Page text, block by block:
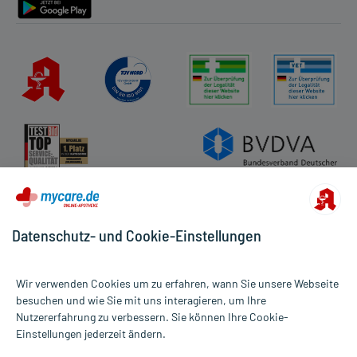
Alle Preise gelten inkl. MwSt., ggf. zzgl. Versandkosten
Informationen auf dieser Website werden ausschließlich für
Datenschutz- und Cookie-Einstellungen
Wir verwenden Cookies um zu erfahren, wann Sie unsere Webseite
besuchen und wie Sie mit uns interagieren, um Ihre
Nutzererfahrung zu verbessern. Sie können Ihre Cookie-
Einstellungen jederzeit ändern.